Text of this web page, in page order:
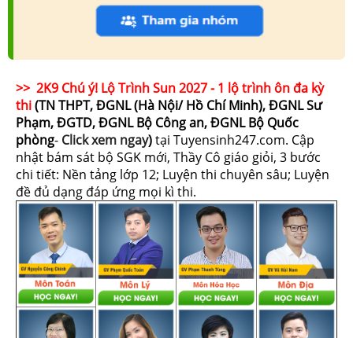
>> 2K9 Chú ý! Lộ Trình Sun 2027 - 1 lộ trình ôn đa kỳ
thi(TN THPT, ĐGNL (Hà Nội/ Hồ Chí Minh), ĐGNL Sư
Phạm, ĐGTD, ĐGNL Bộ Công an, ĐGNL Bộ Quốc
phòng- Click xem ngay)tại Tuyensinh247.com. Cập
nhật bám sát bộ SGK mới, Thầy Cô giáo giỏi, 3 bước
chi tiết: Nền tảng lớp 12; Luyện thi chuyên sâu; Luyện
đề đủ dạng đáp ứng mọi kì thi.